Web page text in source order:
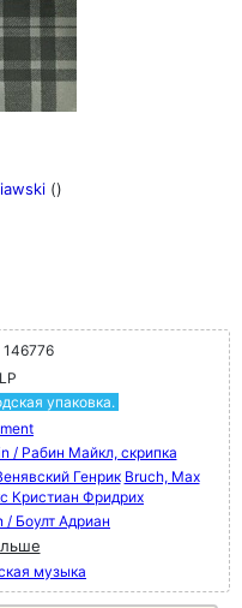
()
146776
упаковка.
/ Рабин Майкл, скрипка
Генрик Bruch, Max
Кристиан Фридрих
/ Боулт Адриан
музыка